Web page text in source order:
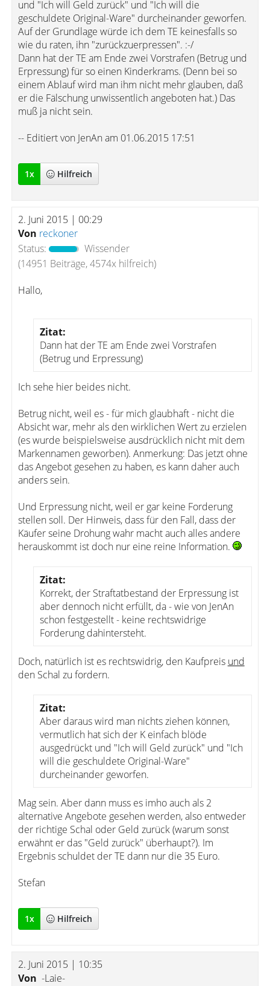
und "Ich will Geld zurück" und "Ich will die
geschuldete Original-Ware" durcheinander geworfen.
Auf der Grundlage würde ich dem TE keinesfalls so
wie du raten, ihn "zurückzuerpressen". :-/
Dann hat der TE am Ende zwei Vorstrafen (Betrug und
Erpressung) für so einen Kinderkrams. (Denn bei so
einem Ablauf wird man ihm nicht mehr glauben, daß
er die Fälschung unwissentlich angeboten hat.) Das
muß ja nicht sein.
-- Editiert von JenAn am 01.06.2015 17:51
1x Hilfreich
2. Juni 2015 | 00:29
Von reckoner
Status:
Wissender
(14951 Beiträge, 4574x hilfreich)
Hallo,
Zitat:
Dann hat der TE am Ende zwei Vorstrafen
(Betrug und Erpressung)
Ich sehe hier beides nicht.
Betrug nicht, weil es - für mich glaubhaft - nicht die
Absicht war, mehr als den wirklichen Wert zu erzielen
(es wurde beispielsweise ausdrücklich nicht mit dem
Markennamen geworben). Anmerkung: Das jetzt ohne
das Angebot gesehen zu haben, es kann daher auch
anders sein.
Und Erpressung nicht, weil er gar keine Forderung
stellen soll. Der Hinweis, dass für den Fall, dass der
Käufer seine Drohung wahr macht auch alles andere
herauskommt ist doch nur eine reine Information.
Zitat:
Korrekt, der Straftatbestand der Erpressung ist
aber dennoch nicht erfüllt, da - wie von JenAn
schon festgestellt - keine rechtswidrige
Forderung dahintersteht.
Doch, natürlich ist es rechtswidrig, den Kaufpreis und
den Schal zu fordern.
Zitat:
Aber daraus wird man nichts ziehen können,
vermutlich hat sich der K einfach blöde
ausgedrückt und "Ich will Geld zurück" und "Ich
will die geschuldete Original-Ware"
durcheinander geworfen.
Mag sein. Aber dann muss es imho auch als 2
alternative Angebote gesehen werden, also entweder
der richtige Schal oder Geld zurück (warum sonst
erwähnt er das "Geld zurück" überhaupt?). Im
Ergebnis schuldet der TE dann nur die 35 Euro.
Stefan
1x Hilfreich
2. Juni 2015 | 10:35
Von -Laie-